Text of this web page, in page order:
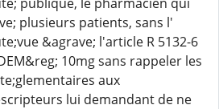
plusieurs patients, sans l'
&agrave; l'article R 5132-6
10mg sans rappeler les
aux
lui demandant de ne